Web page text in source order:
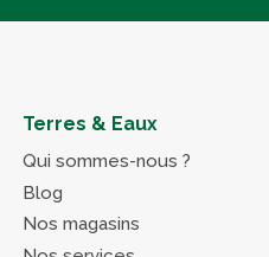
Terres & Eaux
Qui sommes-nous ?
Blog
Nos magasins